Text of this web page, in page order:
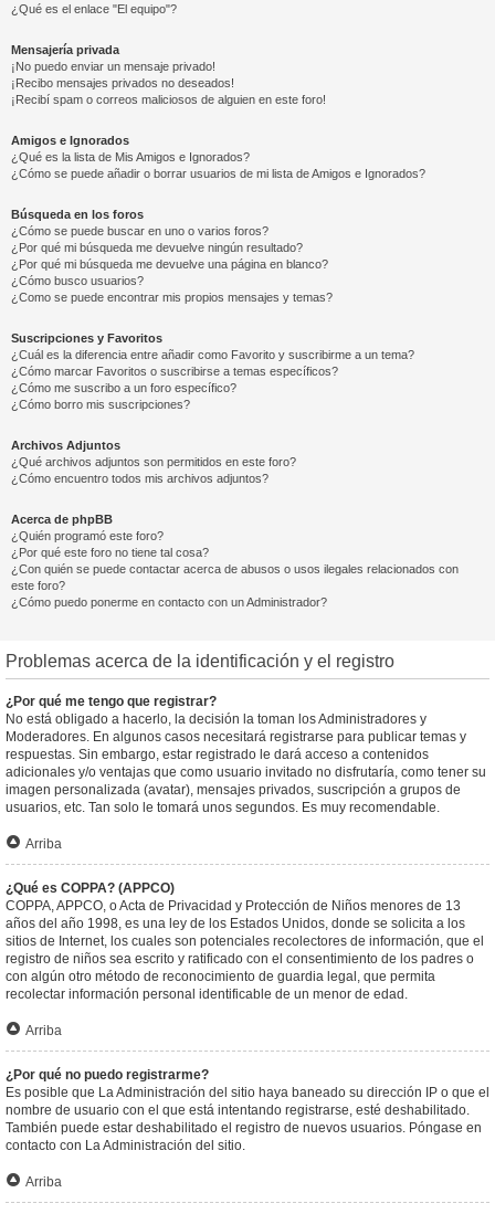
¿Qué es el enlace "El equipo"?
Mensajería privada
¡No puedo enviar un mensaje privado!
¡Recibo mensajes privados no deseados!
¡Recibí spam o correos maliciosos de alguien en este foro!
Amigos e Ignorados
¿Qué es la lista de Mis Amigos e Ignorados?
¿Cómo se puede añadir o borrar usuarios de mi lista de Amigos e Ignorados?
Búsqueda en los foros
¿Cómo se puede buscar en uno o varios foros?
¿Por qué mi búsqueda me devuelve ningún resultado?
¿Por qué mi búsqueda me devuelve una página en blanco?
¿Cómo busco usuarios?
¿Como se puede encontrar mis propios mensajes y temas?
Suscripciones y Favoritos
¿Cuál es la diferencia entre añadir como Favorito y suscribirme a un tema?
¿Cómo marcar Favoritos o suscribirse a temas específicos?
¿Cómo me suscribo a un foro específico?
¿Cómo borro mis suscripciones?
Archivos Adjuntos
¿Qué archivos adjuntos son permitidos en este foro?
¿Cómo encuentro todos mis archivos adjuntos?
Acerca de phpBB
¿Quién programó este foro?
¿Por qué este foro no tiene tal cosa?
¿Con quién se puede contactar acerca de abusos o usos ilegales relacionados con
este foro?
¿Cómo puedo ponerme en contacto con un Administrador?
Problemas acerca de la identificación y el registro
¿Por qué me tengo que registrar?
No está obligado a hacerlo, la decisión la toman los Administradores y
Moderadores. En algunos casos necesitará registrarse para publicar temas y
respuestas. Sin embargo, estar registrado le dará acceso a contenidos
adicionales y/o ventajas que como usuario invitado no disfrutaría, como tener su
imagen personalizada (avatar), mensajes privados, suscripción a grupos de
usuarios, etc. Tan solo le tomará unos segundos. Es muy recomendable.
Arriba
¿Qué es COPPA? (APPCO)
COPPA, APPCO, o Acta de Privacidad y Protección de Niños menores de 13
años del año 1998, es una ley de los Estados Unidos, donde se solicita a los
sitios de Internet, los cuales son potenciales recolectores de información, que el
registro de niños sea escrito y ratificado con el consentimiento de los padres o
con algún otro método de reconocimiento de guardia legal, que permita
recolectar información personal identificable de un menor de edad.
Arriba
¿Por qué no puedo registrarme?
Es posible que La Administración del sitio haya baneado su dirección IP o que el
nombre de usuario con el que está intentando registrarse, esté deshabilitado.
También puede estar deshabilitado el registro de nuevos usuarios. Póngase en
contacto con La Administración del sitio.
Arriba